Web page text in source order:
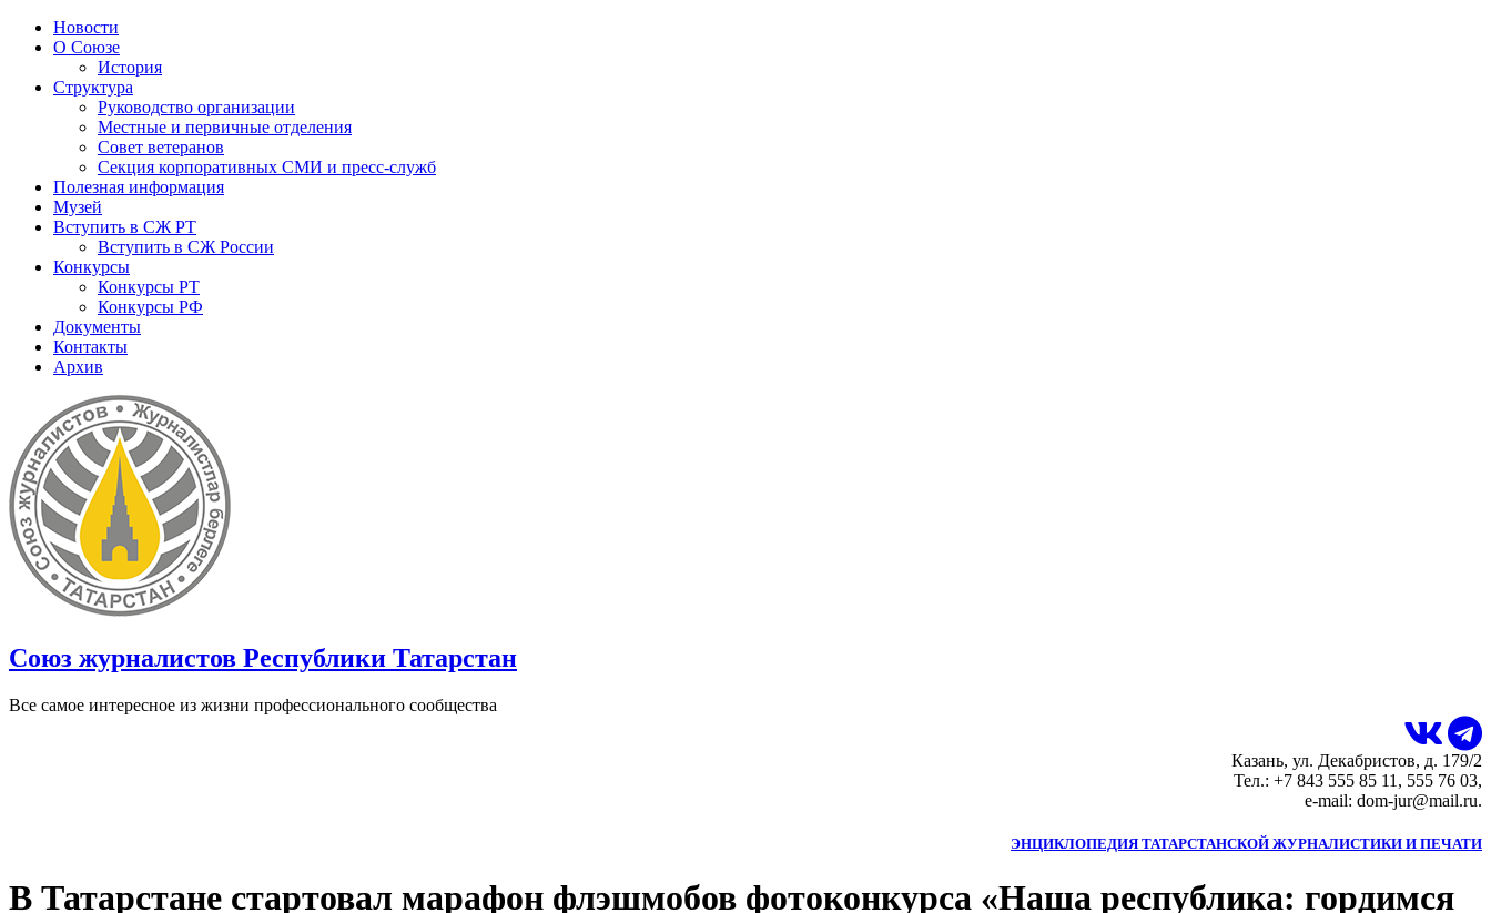
Новости
О Союзе
История
Структура
Руководство организации
Местные и первичные отделения
Совет ветеранов
Секция корпоративных СМИ и пресс-служб
Полезная информация
Музей
Вступить в СЖ РТ
Вступить в СЖ России
Конкурсы
Конкурсы РТ
Конкурсы РФ
Документы
Контакты
Архив
Союз журналистов Республики Татарстан
Все самое интересное из жизни профессионального сообщества
Казань, ул. Декабристов, д. 179/2
Тел.: +7 843 555 85 11, 555 76 03,
e-mail: dom-jur@mail.ru.
ЭНЦИКЛОПЕДИЯ ТАТАРСТАНСКОЙ ЖУРНАЛИСТИКИ И ПЕЧАТИ
В Татарстане стартовал марафон флэшмобов фотоконкурса «Наша республика: гордимся